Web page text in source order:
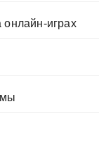
онлайн-играх